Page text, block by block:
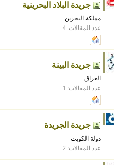
جريدة البلاد البحرينية
مملكة البحرين
عدد المقالات: 4
جريدة البينة
العراق
عدد المقالات: 1
جريدة الجريدة
دولة الكويت
عدد المقالات: 2